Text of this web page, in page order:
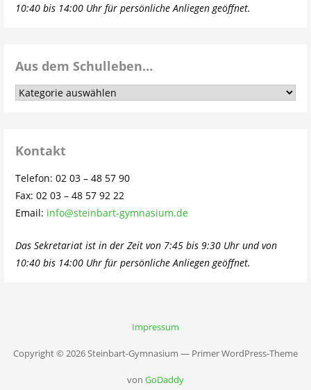
10:40 bis 14:00 Uhr für persönliche Anliegen geöffnet.
Aus dem Schulleben…
Aus
Kontakt
Telefon: 02 03 – 48 57 90
Fax: 02 03 – 48 57 92 22
Email: info@steinbart-gymnasium.de
Das Sekretariat ist in der Zeit von 7:45 bis 9:30 Uhr und von
10:40 bis 14:00 Uhr für persönliche Anliegen geöffnet.
Impressum
Copyright © 2026 Steinbart-Gymnasium — Primer WordPress-Theme
von GoDaddy